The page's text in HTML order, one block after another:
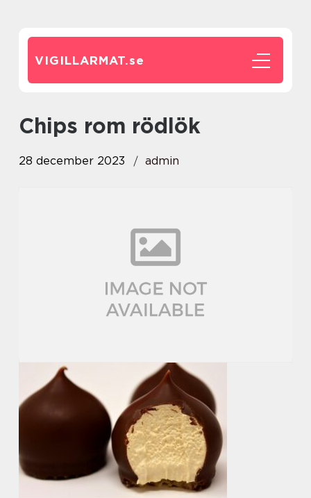
VIGILLARMAT.se
chips rom rödlök
28 december 2023 admin